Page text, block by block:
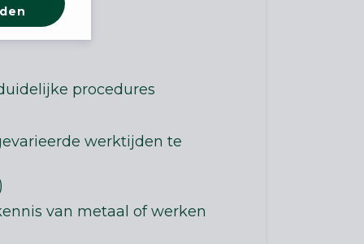
procedures
werktijden te
van metaal of werken